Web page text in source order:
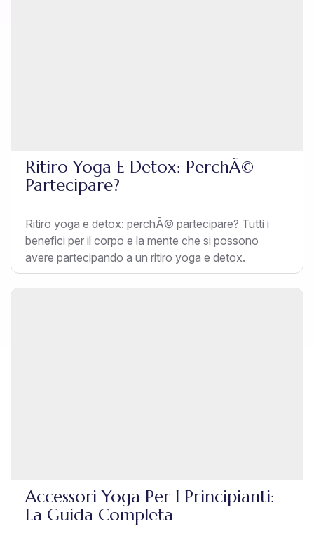
Ritiro Yoga E Detox: PerchÃ©
Partecipare?
Ritiro yoga e detox: perchÃ© partecipare? Tutti i
benefici per il corpo e la mente che si possono
avere partecipando a un ritiro yoga e detox.
Accessori Yoga Per I Principianti:
La Guida Completa